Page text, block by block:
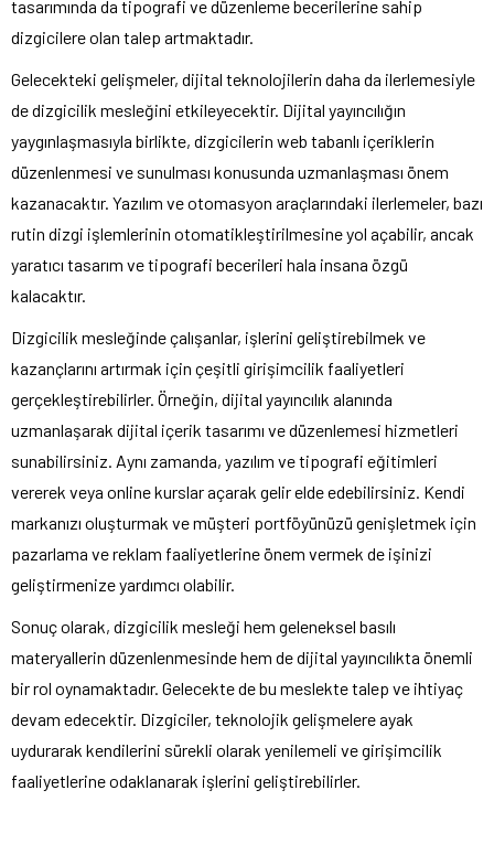
tasarımında da tipografi ve düzenleme becerilerine sahip
dizgicilere olan talep artmaktadır.
Gelecekteki gelişmeler, dijital teknolojilerin daha da ilerlemesiyle
de dizgicilik mesleğini etkileyecektir. Dijital yayıncılığın
yaygınlaşmasıyla birlikte, dizgicilerin web tabanlı içeriklerin
düzenlenmesi ve sunulması konusunda uzmanlaşması önem
kazanacaktır. Yazılım ve otomasyon araçlarındaki ilerlemeler, bazı
rutin dizgi işlemlerinin otomatikleştirilmesine yol açabilir, ancak
yaratıcı tasarım ve tipografi becerileri hala insana özgü
kalacaktır.
Dizgicilik mesleğinde çalışanlar, işlerini geliştirebilmek ve
kazançlarını artırmak için çeşitli girişimcilik faaliyetleri
gerçekleştirebilirler. Örneğin, dijital yayıncılık alanında
uzmanlaşarak dijital içerik tasarımı ve düzenlemesi hizmetleri
sunabilirsiniz. Aynı zamanda, yazılım ve tipografi eğitimleri
vererek veya online kurslar açarak gelir elde edebilirsiniz. Kendi
markanızı oluşturmak ve müşteri portföyünüzü genişletmek için
pazarlama ve reklam faaliyetlerine önem vermek de işinizi
geliştirmenize yardımcı olabilir.
Sonuç olarak, dizgicilik mesleği hem geleneksel basılı
materyallerin düzenlenmesinde hem de dijital yayıncılıkta önemli
bir rol oynamaktadır. Gelecekte de bu meslekte talep ve ihtiyaç
devam edecektir. Dizgiciler, teknolojik gelişmelere ayak
uydurarak kendilerini sürekli olarak yenilemeli ve girişimcilik
faaliyetlerine odaklanarak işlerini geliştirebilirler.